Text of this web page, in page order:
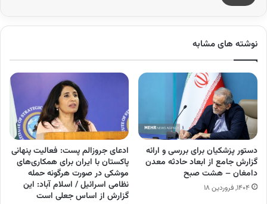
نوشته های مشابه
دستور پزشکیان برای بررسی و ارائه
گزارش جامع از ابعاد حادثه معدن
دامغان – هشت صبح
۱۴۰۴, فروردین ۱۸
ادعای جروزالم پست: فعالیت پنهانی
پاکستان با ایران برای همکاری‌های
موشکی در صورت هرگونه حمله
نظامی اسرائیل / اسلام آباد: این
گزارش از اساس جعلی است